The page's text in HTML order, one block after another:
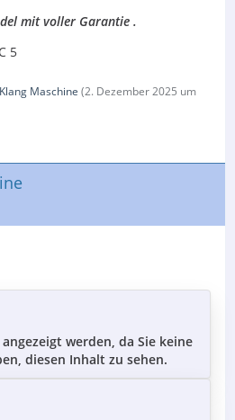
mit voller Garantie .
5
Klang Maschine (2. Dezember 2025 um
werden, da Sie keine
diesen Inhalt zu sehen.